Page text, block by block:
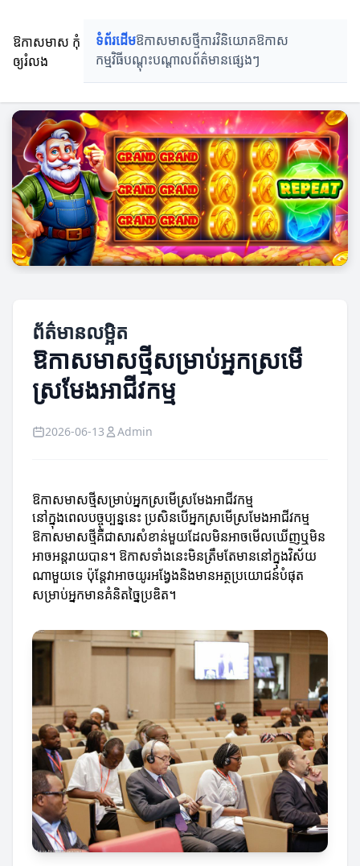
ឱកាសមាស កុំ
ឲ្យរំលង
ទំព័រដើមឱកាសមាសថ្មីការវិនិយោគឱកាស
កម្មវិធីបណ្តុះបណ្តាលព័ត៌មានផ្សេងៗ
ព័ត៌មានលម្អិត
ឱកាសមាសថ្មីសម្រាប់អ្នកស្រមើ
ស្រមែងអាជីវកម្ម
2026-06-13 Admin
ឱកាសមាសថ្មីសម្រាប់អ្នកស្រមើស្រមែងអាជីវកម្ម
នៅក្នុងពេលបច្ចុប្បន្ននេះ ប្រសិនបើអ្នកស្រមើស្រមែងអាជីវកម្ម
ឱកាសមាសថ្មីគឺជាសារសំខាន់មួយដែលមិនអាចមើលឃើញឬមិន
អាចអន្ដរាយបាន។ ឱកាសទាំងនេះមិនត្រឹមតែមាននៅក្នុងវិស័យ
ណាមួយទេ ប៉ុន្តែវាអាចយូរអង្វែងនិងមានអត្ថប្រយោជន៍បំផុត
សម្រាប់អ្នកមានគំនិតច្នៃប្រឌិត។